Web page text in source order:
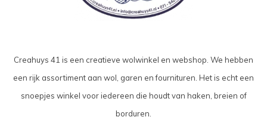
Creahuys 41 is een creatieve wolwinkel en webshop. We hebben
een rijk assortiment aan wol, garen en fournituren. Het is echt een
snoepjes winkel voor iedereen die houdt van haken, breien of
borduren.